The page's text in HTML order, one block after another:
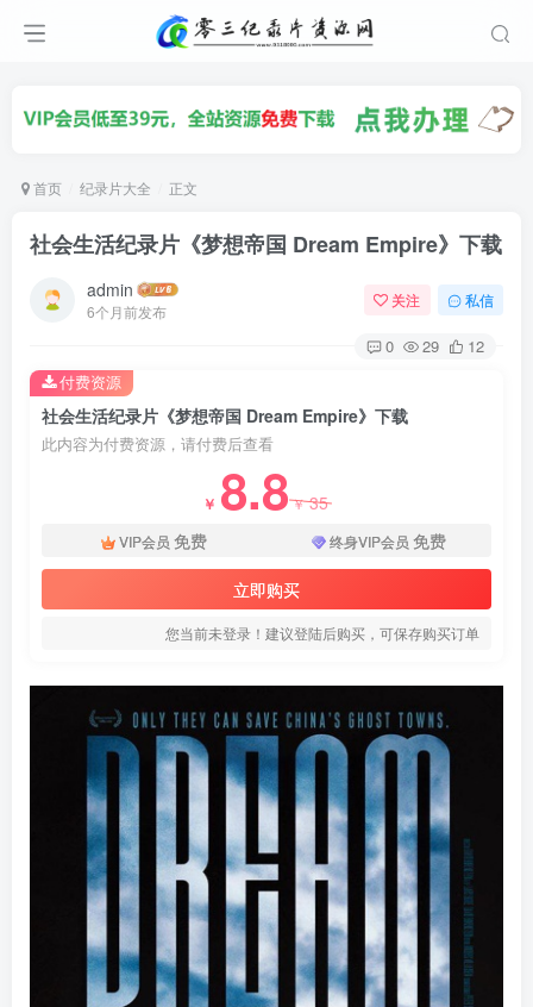
首页 纪录片大全 正文
社会生活纪录片《梦想帝国 Dream Empire》下载
admin
6个月前发布
关注 私信
0 29 12
社会生活纪录片《梦想帝国 Dream Empire》下载
此内容为付费资源，请付费后查看
￥ 8.8￥35
VIP会员 免费 终身VIP会员 免费
立即购买
您当前未登录！建议登陆后购买，可保存购买订单
付费资源